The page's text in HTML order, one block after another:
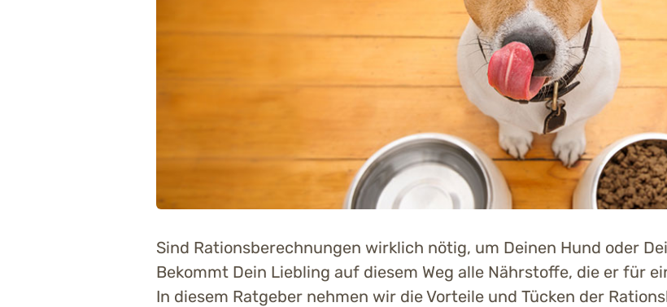
Sind Rationsberechnungen wirklich nötig, um Deinen Hund oder
Bekommt Dein Liebling auf diesem Weg alle Nährstoffe, die er für
In diesem Ratgeber nehmen wir die Vorteile und Tücken der